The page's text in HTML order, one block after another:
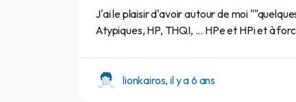
J'ai le plaisir d'avoir autour de moi
Atypiques, HP, THQI, ... HPe et HPi et à
lionkairos, il y a 6 ans